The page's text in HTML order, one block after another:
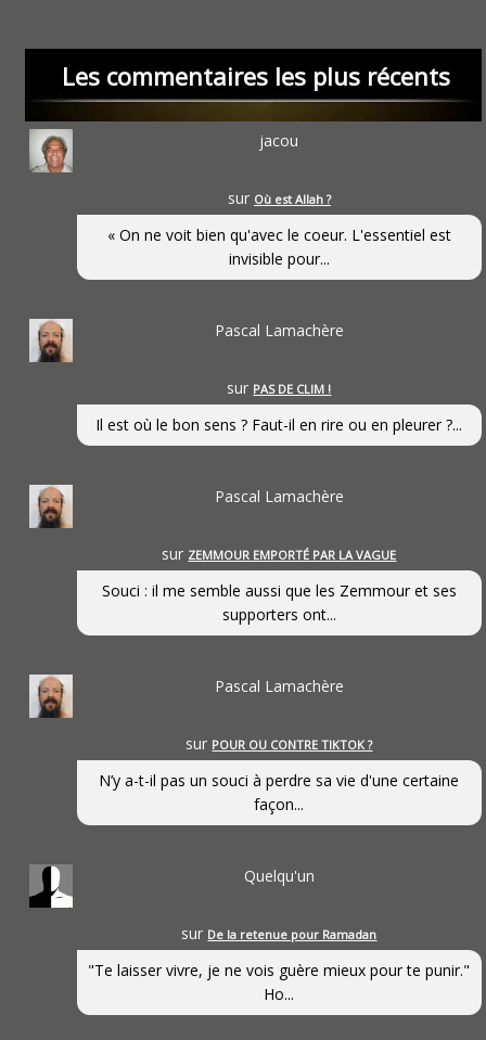
Les commentaires les plus récents
jacou
sur Où est Allah ?
« On ne voit bien qu'avec le coeur. L'essentiel est
invisible pour...
Pascal Lamachère
sur PAS DE CLIM !
Il est où le bon sens ? Faut-il en rire ou en pleurer ?...
Pascal Lamachère
sur ZEMMOUR EMPORTÉ PAR LA VAGUE
Souci : il me semble aussi que les Zemmour et ses
supporters ont...
Pascal Lamachère
sur POUR OU CONTRE TIKTOK ?
N’y a-t-il pas un souci à perdre sa vie d'une certaine
façon...
Quelqu'un
sur De la retenue pour Ramadan
"Te laisser vivre, je ne vois guère mieux pour te punir."
Ho...